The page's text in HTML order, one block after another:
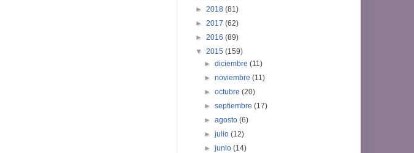
► 2018 (81)
► 2017 (62)
► 2016 (89)
▼ 2015 (159)
►diciembre(11)
►noviembre(11)
►octubre(20)
►septiembre(17)
►agosto(6)
►julio(12)
►junio(14)